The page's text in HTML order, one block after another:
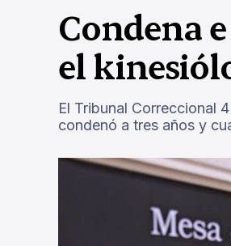
Condena
el
El Tribunal Correccional
condenó a tres años y